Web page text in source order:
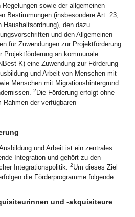
sowie der allgemeinen
Bestimmungen (insbesondere Art. 23,
Haushaltsordnung), den dazu
und den Allgemeinen
für Zuwendungen zur Projektförderung
Projektförderung an kommunale
K) eine Zuwendung zur Förderung
und Arbeit von Menschen mit
Menschen mit Migrationshintergrund
2 Die Förderung erfolgt ohne
Rahmen der verfügbaren
und Arbeit ist ein zentrales
Integration und gehört zu den
Integrationspolitik. 2Um dieses Ziel
die Förderprogramme folgende
und -akquisiteure